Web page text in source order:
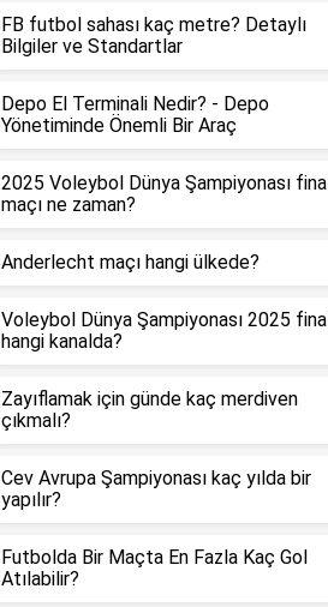
FB futbol sahası kaç metre? Detaylı
Bilgiler ve Standartlar
Depo El Terminali Nedir? - Depo
Yönetiminde Önemli Bir Araç
2025 Voleybol Dünya Şampiyonası final
maçı ne zaman?
Anderlecht maçı hangi ülkede?
Voleybol Dünya Şampiyonası 2025 final
hangi kanalda?
Zayıflamak için günde kaç merdiven
çıkmalı?
Cev Avrupa Şampiyonası kaç yılda bir
yapılır?
Futbolda Bir Maçta En Fazla Kaç Gol
Atılabilir?